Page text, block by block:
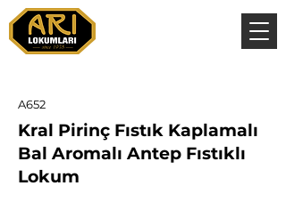
A652
Kral Pirinç Fıstık Kaplamalı
Bal Aromalı Antep Fıstıklı
Lokum